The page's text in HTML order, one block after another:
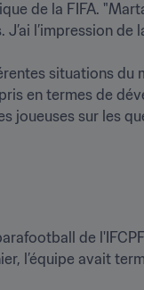
de la FIFA.
l’impression de
situations du
en termes de
joueuses sur les
de
l’équipe avait